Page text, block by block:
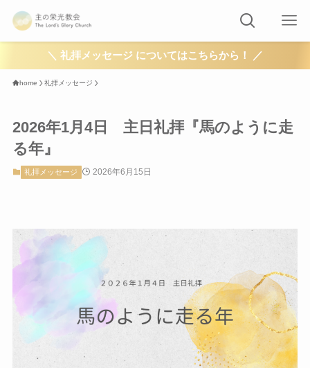
＼ 礼拝メッセージ についてはこちらから！ ／
home 礼拝メッセージ
2026年1月4日 主日礼拝『馬のように走
る年』
礼拝メッセージ 2026年6月15日